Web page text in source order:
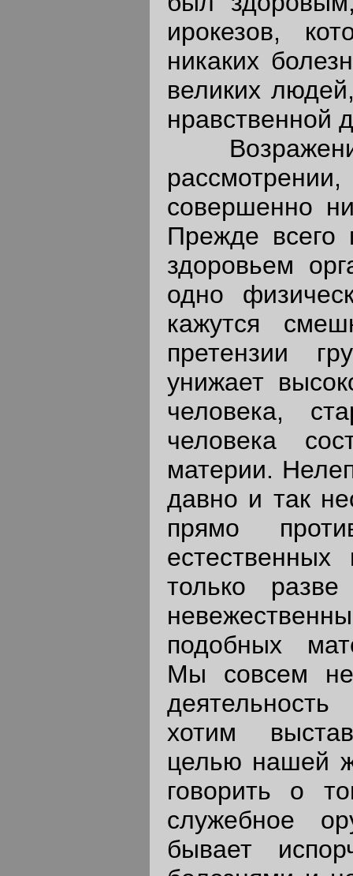
ирокезов,
никаких
великих
нравственной
совершенно
Прежде всего
здоровьем
одно
кажутся
претензии
унижает
человека,
человека
материи.
давно и так
прямо
только
подобных
Мы совсем не
хотим
целью нашей
говорить о
служебное
бывает